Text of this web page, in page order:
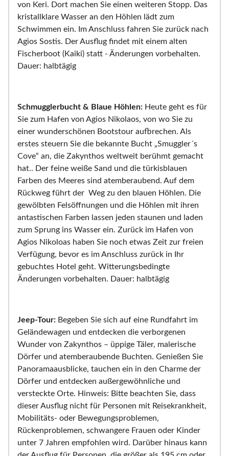
von Keri. Dort machen Sie einen weiteren Stopp. Das
kristallklare Wasser an den Höhlen lädt zum
Schwimmen ein. Im Anschluss fahren Sie zurück nach
Agios Sostis. Der Ausflug findet mit einem alten
Fischerboot (Kaiki) statt - Änderungen vorbehalten.
Dauer: halbtägig
Schmugglerbucht & Blaue Höhlen: Heute geht es für
Sie zum Hafen von Agios Nikolaos, von wo Sie zu
einer wunderschönen Bootstour aufbrechen. Als
erstes steuern Sie die bekannte Bucht „Smuggler´s
Cove“ an, die Zakynthos weltweit berühmt gemacht
hat.. Der feine weiße Sand und die türkisblauen
Farben des Meeres sind atemberaubend. Auf dem
Rückweg führt der Weg zu den blauen Höhlen. Die
gewölbten Felsöffnungen und die Höhlen mit ihren
antastischen Farben lassen jeden staunen und laden
zum Sprung ins Wasser ein. Zurück im Hafen von
Agios Nikoloas haben Sie noch etwas Zeit zur freien
Verfügung, bevor es im Anschluss zurück in Ihr
gebuchtes Hotel geht. Witterungsbedingte
Änderungen vorbehalten. Dauer: halbtägig
Jeep-Tour: Begeben Sie sich auf eine Rundfahrt im
Geländewagen und entdecken die verborgenen
Wunder von Zakynthos – üppige Täler, malerische
Dörfer und atemberaubende Buchten. Genießen Sie
Panoramaausblicke, tauchen ein in den Charme der
Dörfer und entdecken außergewöhnliche und
versteckte Orte. Hinweis: Bitte beachten Sie, dass
dieser Ausflug nicht für Personen mit Reisekrankheit,
Mobilitäts- oder Bewegungsproblemen,
Rückenproblemen, schwangere Frauen oder Kinder
unter 7 Jahren empfohlen wird. Darüber hinaus kann